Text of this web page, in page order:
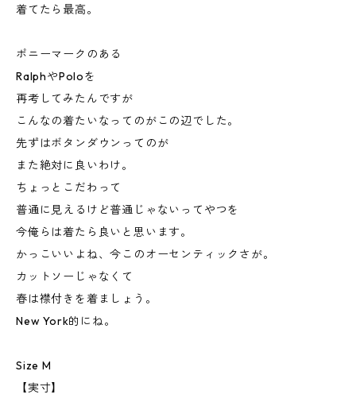
着てたら最高。
ポニーマークのある
RalphやPoloを
再考してみたんですが
こんなの着たいなってのがこの辺でした。
先ずはボタンダウンってのが
また絶対に良いわけ。
ちょっとこだわって
普通に見えるけど普通じゃないってやつを
今俺らは着たら良いと思います。
かっこいいよね、今このオーセンティックさが。
カットソーじゃなくて
春は襟付きを着ましょう。
New York的にね。
Size M
【実寸】